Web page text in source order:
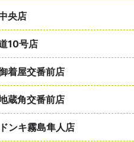
央店
10号店
着屋交番前店
蔵角交番前店
ンキ霧島隼人店